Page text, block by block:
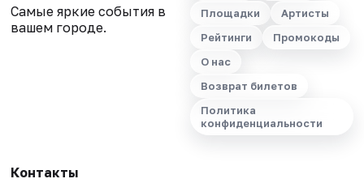
Самые яркие события в
вашем городе.
Площадки
Артисты
Рейтинги
Промокоды
О нас
Возврат билетов
Политика
конфиденциальности
Контакты